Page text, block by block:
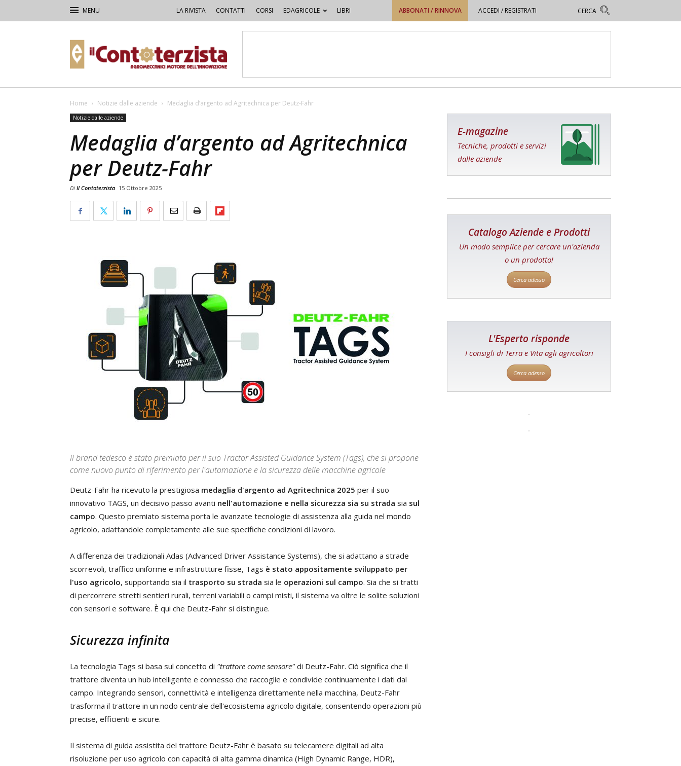
LA RIVISTA CONTATTI CORSI EDAGRICOLE LIBRI ABBONATI / RINNOVA ACCEDI / REGISTRATI
Contoterzista
Home Notizie dalle aziende Medaglia d’argento ad Agritechnica per Deutz-Fahr
Notizie dalle aziende
Medaglia d’argento ad Agritechnica
per Deutz-Fahr
Di Il Contoterzista 15 Ottobre 2025
Il brand tedesco è stato premiato per il suo Tractor Assisted Guidance System (Tags), che si propone
come nuovo punto di riferimento per l'automazione e la sicurezza delle macchine agricole
Deutz-Fahr ha ricevuto la prestigiosa medaglia d'argento ad Agritechnica 2025 per il suo
innovativo TAGS, un decisivo passo avanti nell'automazione e nella sicurezza sia su strada sia sul
campo. Questo premiato sistema porta le avanzate tecnologie di assistenza alla guida nel mondo
agricolo, adattandole completamente alle sue specifiche condizioni di lavoro.
A differenza dei tradizionali Adas (Advanced Driver Assistance Systems), che si adattano a strade
scorrevoli, traffico uniforme e infrastrutture fisse, Tags è stato appositamente sviluppato per
l'uso agricolo, supportando sia il trasporto su strada sia le operazioni sul campo. Sia che si tratti
di percorrere stretti sentieri rurali, terreni variabili o campi misti, il sistema va oltre le solite soluzioni
con sensori e software. È qui che Deutz-Fahr si distingue.
Sicurezza infinita
La tecnologia Tags si basa sul concetto di "trattore come sensore" di Deutz-Fahr. Ciò significa che il
trattore diventa un hub intelligente e connesso che raccoglie e condivide continuamente i dati dal
campo. Integrando sensori, connettività e intelligenza direttamente nella macchina, Deutz-Fahr
trasforma il trattore in un nodo centrale dell'ecosistema agricolo digitale, consentendo operazioni più
precise, efficienti e sicure.
Il sistema di guida assistita del trattore Deutz-Fahr è basato su telecamere digitali ad alta
risoluzione per uso agricolo con capacità di alta gamma dinamica (High Dynamic Range, HDR),
E-magazine
Tecniche, prodotti e servizi
dalle aziende
Catalogo Aziende e Prodotti
Un modo semplice per cercare un'azienda
o un prodotto!
Cerca adesso
L'Esperto risponde
I consigli di Terra e Vita agli agricoltori
Cerca adesso